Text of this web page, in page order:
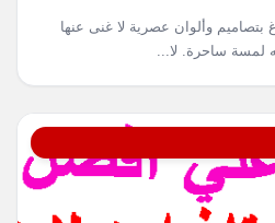
وألوان عصرية لا غنى عنها
لمسة ساحرة. لا...